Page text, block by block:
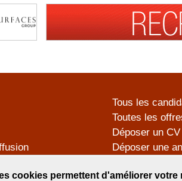
cookies permettent d'améliorer votre
Tous les
Toutes les
Déposer un CV
Déposer une